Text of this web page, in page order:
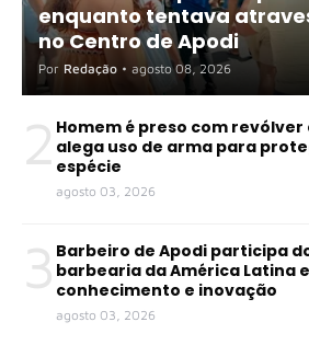
enquanto tentava
no Centro de Apodi
Por Redação • agosto 08, 2026
2 Homem é preso com revólver
alega uso de arma para
espécie
agosto 03, 2026
3 Barbeiro de Apodi participa
barbearia da América Latina
conhecimento e inovação
agosto 03, 2026